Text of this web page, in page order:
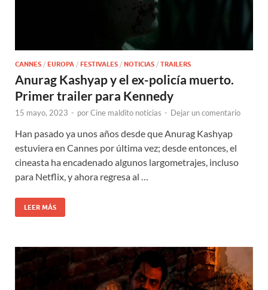
CANNES / EUROPA / FESTIVALES / NOTICIAS / TRAILERS
Anurag Kashyap y el ex-policía muerto.
Primer trailer para Kennedy
15 mayo, 2023 - porCine maldito noticias - Dejar un comentario
Han pasado ya unos años desde que Anurag Kashyap
estuviera en Cannes por última vez; desde entonces, el
cineasta ha encadenado algunos largometrajes, incluso
para Netflix, y ahora regresa al …
LEER MÁS